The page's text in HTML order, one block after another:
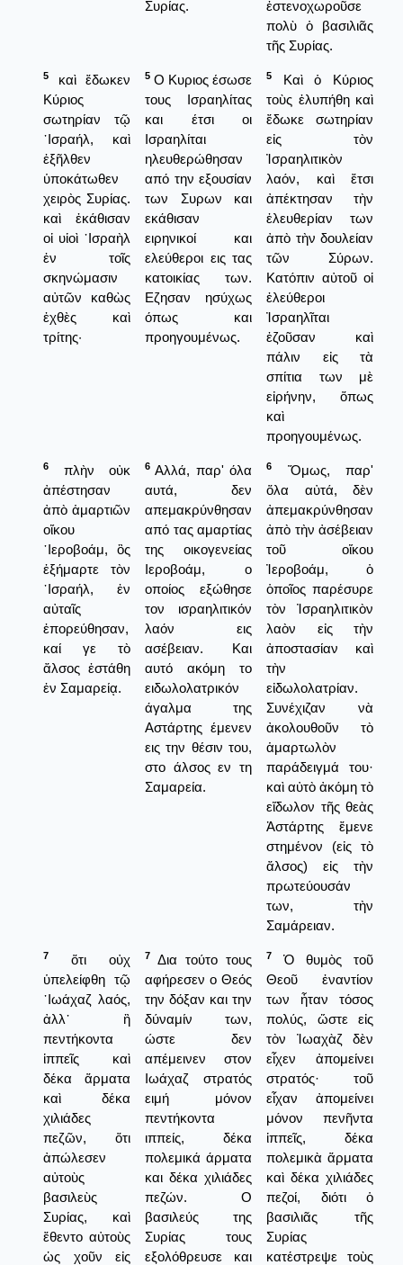
Συρίας.
ἐστενοχωροῦσε
πολὺ ὁ βασιλιᾶς
τῆς Συρίας.
5
καὶ ἔδωκεν
Κύριος
σωτηρίαν τῷ
᾿Ισραήλ, καὶ
ἐξῆλθεν
ὑποκάτωθεν
χειρὸς Συρίας.
καὶ ἐκάθισαν
οἱ υἱοὶ ᾿Ισραὴλ
ἐν τοῖς
σκηνώμασιν
αὐτῶν καθὼς
ἐχθὲς καὶ
τρίτης·
5 Ο Κυριος έσωσε
τους Ισραηλίτας
και έτσι οι
Ισραηλίται
ηλευθερώθησαν
από την εξουσίαν
των Συρων και
εκάθισαν
ειρηνικοί και
ελεύθεροι εις τας
κατοικίας των.
Εζησαν ησύχως
όπως και
προηγουμένως.
5
Καὶ ὁ Κύριος
τοὺς ἐλυπήθη καὶ
ἔδωκε σωτηρίαν
εἰς τὸν
Ἰσραηλιτικὸν
λαόν, καὶ ἔτσι
ἀπέκτησαν τὴν
ἐλευθερίαν των
ἀπὸ τὴν δουλείαν
τῶν Σύρων.
Κατόπιν αὐτοῦ οἱ
ἐλεύθεροι
Ἰσραηλῖται
ἐζοῦσαν καὶ
πάλιν εἰς τὰ
σπίτια των μὲ
εἰρήνην, ὅπως
καὶ
προηγουμένως.
6
πλὴν οὐκ
ἀπέστησαν
ἀπὸ ἁμαρτιῶν
οἴκου
῾Ιεροβοάμ, ὃς
ἐξήμαρτε τὸν
᾿Ισραήλ, ἐν
αὐταῖς
ἐπορεύθησαν,
καί γε τὸ
ἄλσος ἐστάθη
ἐν Σαμαρείᾳ.
6 Αλλά, παρ' όλα
αυτά, δεν
απεμακρύνθησαν
από τας αμαρτίας
της οικογενείας
Ιεροβοάμ, ο
οποίος εξώθησε
τον ισραηλιτικόν
λαόν εις
ασέβειαν. Και
αυτό ακόμη το
ειδωλολατρικόν
άγαλμα της
Αστάρτης έμενεν
εις την θέσιν του,
στο άλσος εν τη
Σαμαρεία.
6
Ὅμως, παρ'
ὅλα αὐτά, δὲν
ἀπεμακρύνθησαν
ἀπὸ τὴν ἀσέβειαν
τοῦ οἴκου
Ἰεροβοάμ, ὁ
ὁποῖος παρέσυρε
τὸν Ἰσραηλιτικὸν
λαὸν εἰς τὴν
ἀποστασίαν καὶ
τὴν
εἰδωλολατρίαν.
Συνέχιζαν νὰ
ἀκολουθοῦν τὸ
ἁμαρτωλὸν
παράδειγμά του·
καὶ αὐτὸ ἀκόμη τὸ
εἴδωλον τῆς θεὰς
Ἀστάρτης ἔμενε
στημένον (εἰς τὸ
ἄλσος) εἰς τὴν
πρωτεύουσάν
των, τὴν
Σαμάρειαν.
7
ὅτι οὐχ
ὑπελείφθη τῷ
᾿Ιωάχαζ λαός,
ἀλλ᾿ ἢ
πεντήκοντα
ἱππεῖς καὶ
δέκα ἅρματα
καὶ δέκα
χιλιάδες
πεζῶν, ὅτι
ἀπώλεσεν
αὐτοὺς
βασιλεὺς
Συρίας, καὶ
ἔθεντο αὐτοὺς
ὡς χοῦν εἰς
7
Δια τούτο τους
αφήρεσεν ο Θεός
την δόξαν και την
δύναμίν των,
ώστε δεν
απέμεινεν στον
Ιωάχαζ στρατός
ειμή μόνον
πεντήκοντα
ιππείς, δέκα
πολεμικά άρματα
και δέκα χιλιάδες
πεζών. Ο
βασιλεύς της
Συρίας τους
εξολόθρευσε και
7
Ὁ θυμὸς τοῦ
Θεοῦ ἐναντίον
των ἦταν τόσος
πολύς, ὥστε εἰς
τὸν Ἰωαχὰζ δὲν
εἶχεν ἀπομείνει
στρατός· τοῦ
εἶχαν ἀπομείνει
μόνον πενῆντα
ἱππεῖς, δέκα
πολεμικὰ ἅρματα
καὶ δέκα χιλιάδες
πεζοί, διότι ὁ
βασιλιᾶς τῆς
Συρίας
κατέστρεψε τοὺς